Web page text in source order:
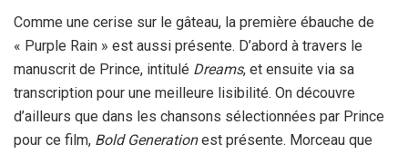
Comme une cerise sur le gâteau, la première ébauche de
« Purple Rain » est aussi présente. D’abord à travers le
manuscrit de Prince, intitulé Dreams, et ensuite via sa
transcription pour une meilleure lisibilité. On découvre
d’ailleurs que dans les chansons sélectionnées par Prince
pour ce film, Bold Generationest présente. Morceau que